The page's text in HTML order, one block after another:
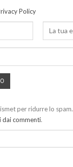
Policy
per ridurre lo spam.
commenti.